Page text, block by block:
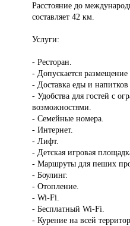
Расстояние до
составляет 42 км.
Услуги:
- Ресторан.
- Допускается
- Доставка еды и
- Удобства для гостей с
возможностями.
- Семейные номера.
- Интернет.
- Лифт.
- Детская игровая
- Маршруты для пеших
- Боулинг.
- Отопление.
- Wi-Fi.
- Бесплатный Wi-Fi.
- Курение на всей